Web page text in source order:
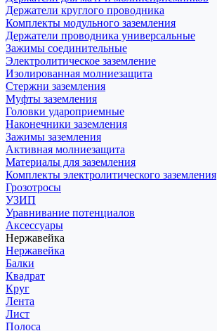
Держатели круглого проводника
Комплекты модульного заземления
Держатели проводника универсальные
Зажимы соединительные
Электролитическое заземление
Изолированная молниезащита
Стержни заземления
Муфты заземления
Головки удароприемные
Наконечники заземления
Зажимы заземления
Активная молниезащита
Материалы для заземления
Комплекты электролитического заземления
Грозотросы
УЗИП
Уравнивание потенциалов
Аксессуары
Нержавейка
Нержавейка
Балки
Квадрат
Круг
Лента
Лист
Полоса